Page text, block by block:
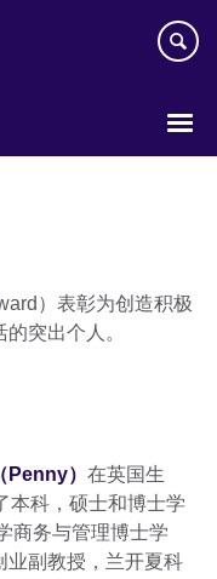
）表彰为创造积极
突出个人。
Penny） 在英国生
本科，硕士和博士学
商务与管理博士学
业副教授，兰开夏科